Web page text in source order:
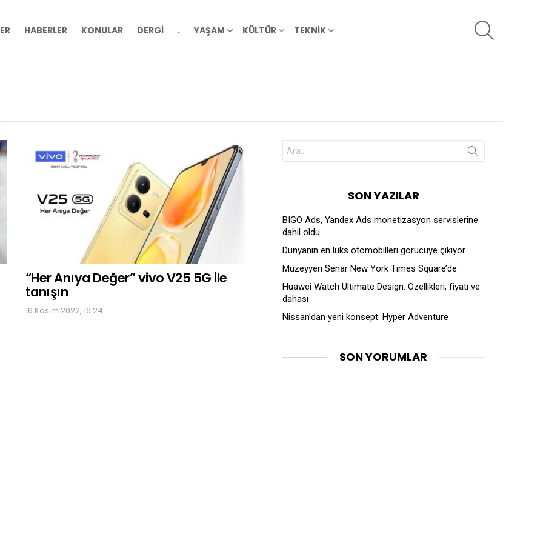
HABERLER KONULAR DERGİ . YAŞAM KÜLTÜR TEKNİK
“Her Anıya Değer” vivo V25 5G ile
tanışın
16 Kasım 2022, 16:24
Search
for:
SON YAZILAR
BIGO Ads, Yandex Ads monetizasyon servislerine
dahil oldu
Dünyanın en lüks otomobilleri görücüye çıkıyor
Müzeyyen Senar New York Times Square’de
Huawei Watch Ultimate Design: Özellikleri, fiyatı ve
dahası
Nissan’dan yeni konsept: Hyper Adventure
SON YORUMLAR